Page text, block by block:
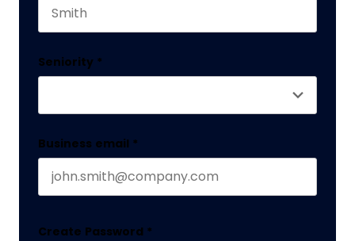
Seniority *
Business email *
Create Password *